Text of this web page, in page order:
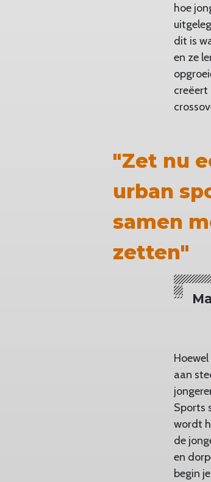
hoe
dit is
en ze
creëert
"Zet nu
urban
samen
zetten"
aan
Sports
wordt
de
en
begin